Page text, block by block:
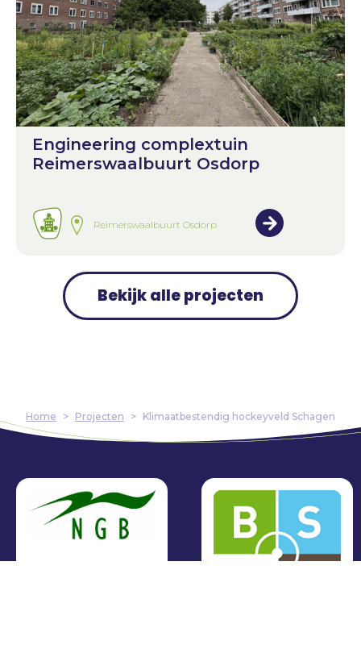
Engineering complextuin
Reimerswaalbuurt Osdorp
Reimerswaalbuurt Osdorp
Bekijk alle projecten
Home > Projecten > Klimaatbestendig hockeyveld Schagen